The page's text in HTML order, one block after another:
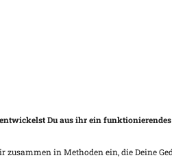
Du aus ihr ein
zusammen in Methoden ein, die Deine